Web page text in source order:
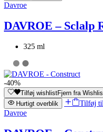
Davroe
DAVROE – Sclalp
325 ml
-40%
Tilføj wishlistFjern fra
Hurtigt overblik
Tilføj
Davroe